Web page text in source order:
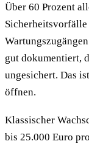
Über 60 Prozent
Sicherheitsvorfälle
gut dokumentiert,
ungesichert. Das
öffnen.
Klassischer
bis 25.000 Euro